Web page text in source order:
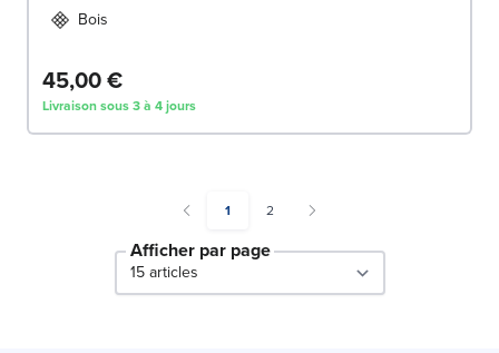
Bois
45,00 €
Livraison sous 3 à 4 jours
You're currently reading page
1 Page
2
Afficher par page